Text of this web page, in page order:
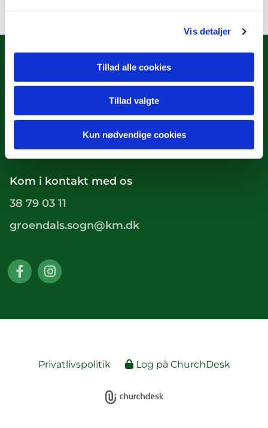
Vis detaljer
Tillad alle cookies
Tillad valgte
Kun nødvendige cookies
København NV, 2400
Tilgængelighedserklæring
Kom i kontakt med os
38 79 03 11
groendals.sogn@km.dk
Privatlivspolitik Log på ChurchDesk